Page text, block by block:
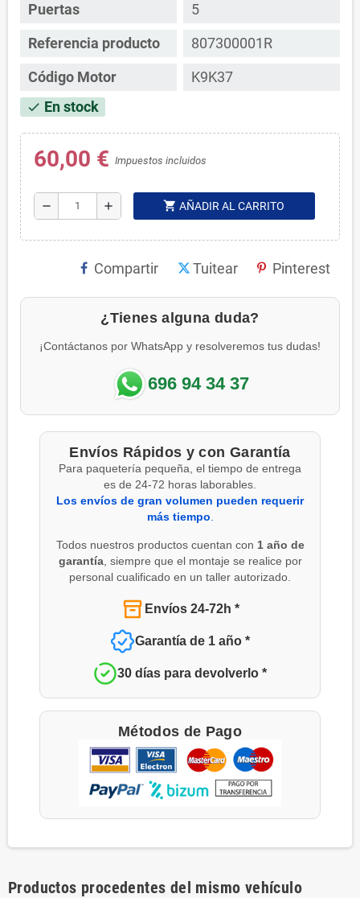
Puertas
5
Referencia producto
807300001R
Código Motor
K9K37
check En stock
60,00 € Impuestos incluidos
remove add shopping_cart AÑADIR AL CARRITO
Compartir Tuitear Pinterest
¿Tienes alguna duda?
¡Contáctanos por WhatsApp y resolveremos tus dudas!
696 94 34 37
Envíos Rápidos y con Garantía
Para paquetería pequeña, el tiempo de entrega
es de 24-72 horas laborables.
Los envíos de gran volumen pueden requerir
más tiempo
Todos nuestros productos cuentan con 1 año de
garantía, siempre que el montaje se realice por
personal cualificado en un taller autorizado.
Envíos 24-72h *
Garantía de 1 año *
30 días para devolverlo *
Métodos de Pago
Productos procedentes del mismo vehículo